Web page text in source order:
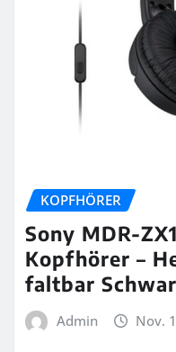
KOPFHÖRER
Sony MDR-
Kopfhörer –
faltbar
Admin Nov.